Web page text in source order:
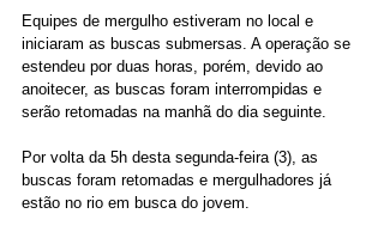
Equipes de mergulho estiveram no local e
iniciaram as buscas submersas. A operação se
estendeu por duas horas, porém, devido ao
anoitecer, as buscas foram interrompidas e
serão retomadas na manhã do dia seguinte.
Por volta da 5h desta segunda-feira (3), as
buscas foram retomadas e mergulhadores já
estão no rio em busca do jovem.